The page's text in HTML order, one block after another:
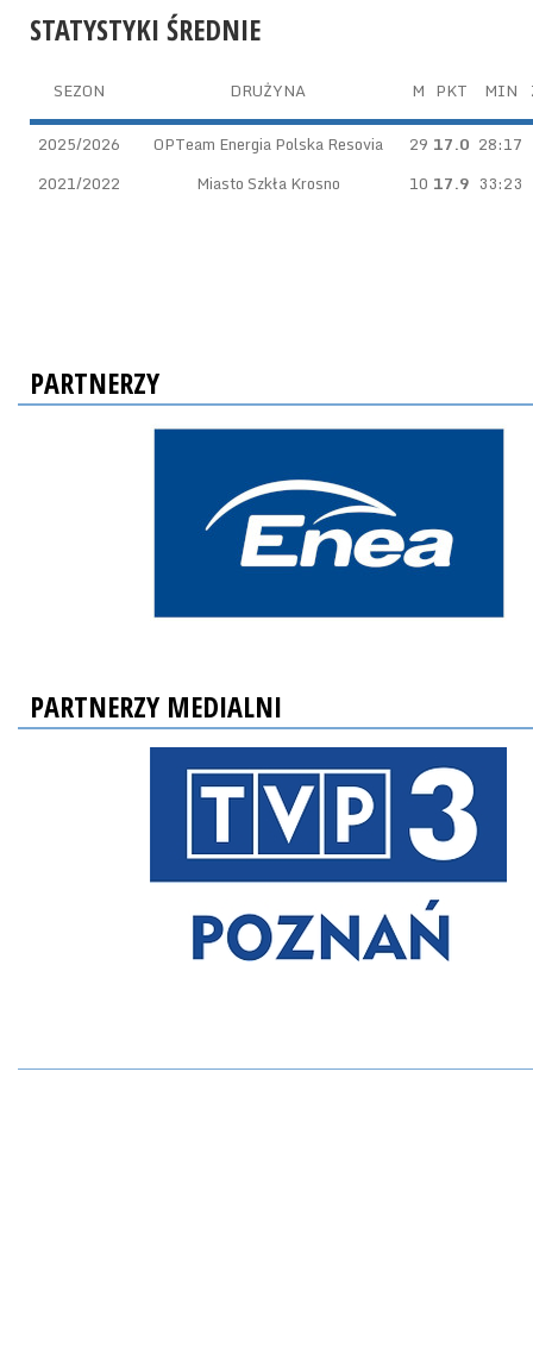
STATYSTYKI ŚREDNIE
SEZON DRUŻYNA M PKT MIN
2025/2026 OPTeam Energia Polska Resovia 29 17.0 28:17
2021/2022
Miasto Szkła Krosno 10 17.9 33:23
PARTNERZY
PARTNERZY MEDIALNI